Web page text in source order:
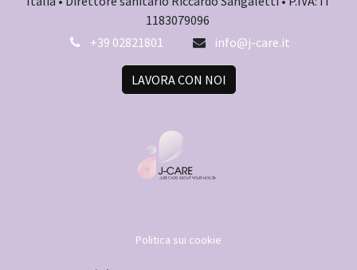
1183079096
+39 02821801
info@j-care.it
LAVORA CON NOI
Politica sui cookie